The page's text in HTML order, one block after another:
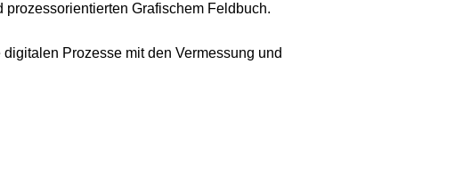
Grafischem Feldbuch.
Prozesse mit den Vermessung und